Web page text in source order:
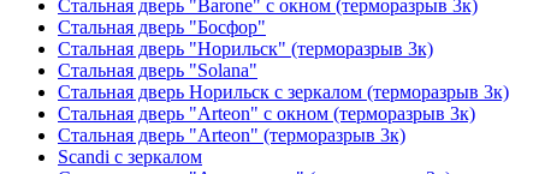
Стальная дверь "Barone" с окном (терморазрыв 3к)
Стальная дверь "Босфор"
Стальная дверь "Норильск" (терморазрыв 3к)
Стальная дверь "Solana"
Стальная дверь Норильск с зеркалом (терморазрыв 3к)
Стальная дверь "Arteon" с окном (терморазрыв 3к)
Стальная дверь "Arteon" (терморазрыв 3к)
Scandi с зеркалом